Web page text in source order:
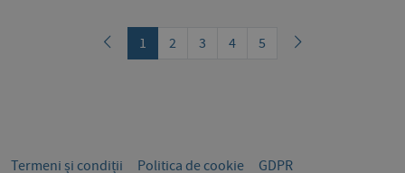
1 2 3 4 5
Termeni și condiții Politica de cookie GDPR